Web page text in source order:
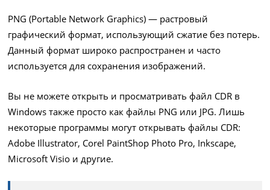
PNG (Portable Network Graphics) — растровый
графический формат, использующий сжатие без потерь.
Данный формат широко распространен и часто
используется для сохранения изображений.
Вы не можете открыть и просматривать файл CDR в
Windows также просто как файлы PNG или JPG. Лишь
некоторые программы могут открывать файлы CDR:
Adobe Illustrator, Corel PaintShop Photo Pro, Inkscape,
Microsoft Visio и другие.